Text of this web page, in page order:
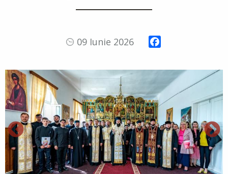
09 Iunie 2026